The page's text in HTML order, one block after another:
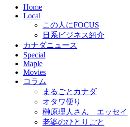
Home
Local
この人にFOCUS
日系ビジネス紹介
カナダニュース
Special
Maple
Movies
コラム
まるごとカナダ
オタワ便り
榊原理人さん エッセイ
老婆のひとりごと